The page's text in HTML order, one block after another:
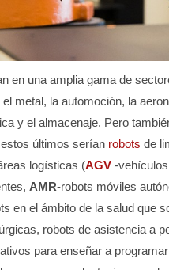
en una amplia gama de
metal, la automoción, la
y el almacenaje. Pero
últimos serían robots de
logísticas (AGV -
AMR-robots móviles
en el ámbito de la salud que
robots de asistencia a
para enseñar a